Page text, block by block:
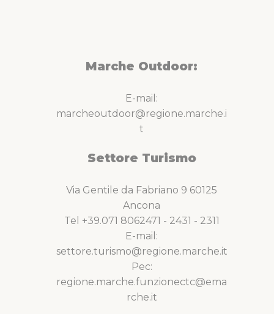
Marche Outdoor:
E-mail:
marcheoutdoor@regione.marche.i
t
Settore Turismo
Via Gentile da Fabriano 9 60125
Ancona
Tel +39.071 8062471 - 2431 - 2311
E-mail:
settore.turismo@regione.marche.it
Pec:
regione.marche.funzionectc@ema
rche.it